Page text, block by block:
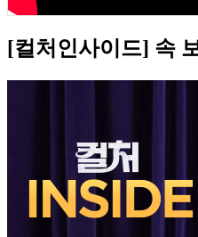
[컬처인사이드] 속